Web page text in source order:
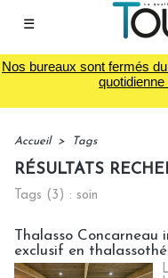
☰
Nos bureaux sont fermés
Accueil > Tags
RÉSULTATS
Tags (3) : soin
Thalasso Concarneau
exclusif en